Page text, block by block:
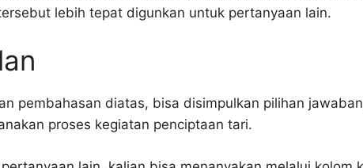
lebih tepat digunkan untuk pertanyaan lain.
pembahasan diatas, bisa disimpulkan pilihan
proses kegiatan penciptaan tari.